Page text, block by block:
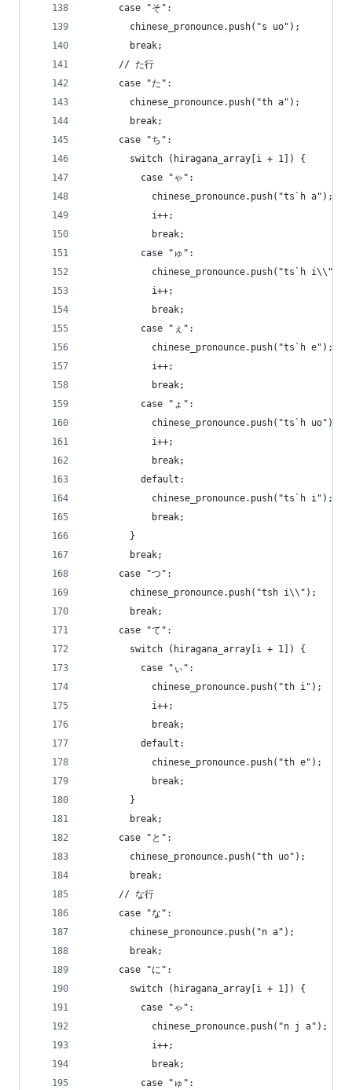
      case "そ":
        chinese_pronounce.push("s uo");
        break;
      // た行
      case "た":
        chinese_pronounce.push("th a");
        break;
      case "ち":
        switch (hiragana_array[i + 1]) {
          case "ゃ":
            chinese_pronounce.push("ts`h a");
            i++;
            break;
          case "ゅ":
            chinese_pronounce.push("ts`h i\\");
            i++;
            break;
          case "ぇ":
            chinese_pronounce.push("ts`h e");
            i++;
            break;
          case "ょ":
            chinese_pronounce.push("ts`h uo");
            i++;
            break;
          default:
            chinese_pronounce.push("ts`h i");
            break;
        }
        break;
      case "つ":
        chinese_pronounce.push("tsh i\\");
        break;
      case "て":
        switch (hiragana_array[i + 1]) {
          case "ぃ":
            chinese_pronounce.push("th i");
            i++;
            break;
          default:
            chinese_pronounce.push("th e");
            break;
        }
        break;
      case "と":
        chinese_pronounce.push("th uo");
        break;
      // な行
      case "な":
        chinese_pronounce.push("n a");
        break;
      case "に":
        switch (hiragana_array[i + 1]) {
          case "ゃ":
            chinese_pronounce.push("n j a");
            i++;
            break;
          case "ゅ":